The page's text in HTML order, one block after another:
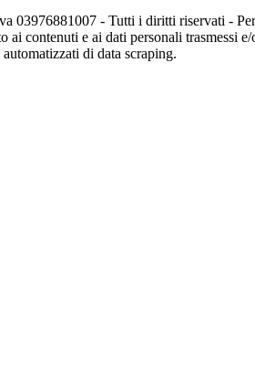
03976881007 - Tutti i diritti riservati -
ai contenuti e ai dati personali trasmessi
di data scraping.